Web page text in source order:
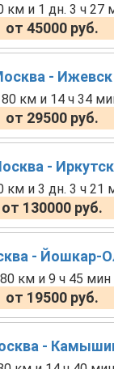
км и 1 дн. 3 ч 27
от 45000 руб.
- Ижевск
км и 14 ч 34
от 29500 руб.
- Иркутск
км и 3 дн. 3 ч 21
от 130000 руб.
- Йошкар-
км и 9 ч 45 мин
от 19500 руб.
-